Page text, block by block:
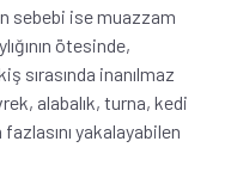
sebebi ise muazzam
ötesinde,
sırasında inanılmaz
alabalık, turna, kedi
fazlasını yakalayabilen